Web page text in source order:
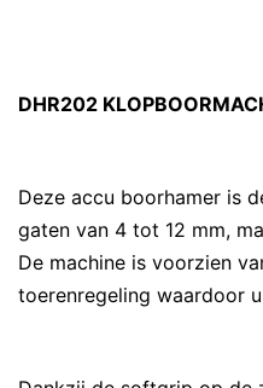
DHR202
Deze accu boorhamer is
gaten van 4 tot 12 mm,
De machine is voorzien
toerenregeling waardoor